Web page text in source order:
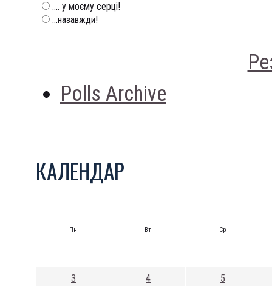
.... у моєму серці!
...назавжди!
Polls Archive
КАЛЕНДАР
Пн Вт Ср
3 4 5